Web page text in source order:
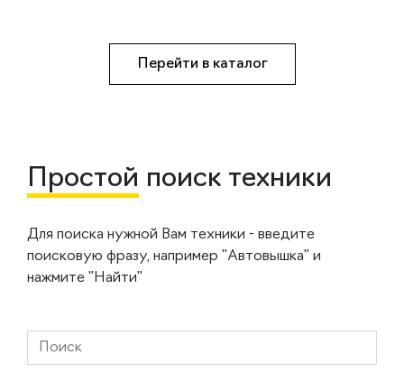
Перейти в каталог
Простой поиск техники
Для поиска нужной Вам техники - введите
поисковую фразу, например "Автовышка" и
нажмите "Найти"